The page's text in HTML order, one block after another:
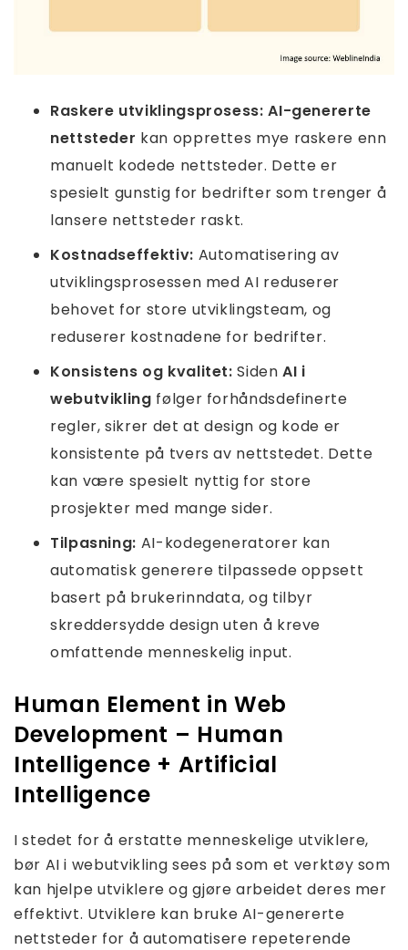
Raskere utviklingsprosess:AI-genererte
nettsteder kan opprettes mye raskere enn
manuelt kodede nettsteder. Dette er
spesielt gunstig for bedrifter som trenger å
lansere nettsteder raskt.
Kostnadseffektiv: Automatisering av
utviklingsprosessen med AI reduserer
behovet for store utviklingsteam, og
reduserer kostnadene for bedrifter.
Konsistens og kvalitet:SidenAI i
webutvikling følger forhåndsdefinerte
regler, sikrer det at design og kode er
konsistente på tvers av nettstedet. Dette
kan være spesielt nyttig for store
prosjekter med mange sider.
Tilpasning: AI-kodegeneratorer kan
automatisk generere tilpassede oppsett
basert på brukerinndata, og tilbyr
skreddersydde design uten å kreve
omfattende menneskelig input.
Human Element in Web
Development – Human
Intelligence + Artificial
Intelligence
I stedet for å erstatte menneskelige utviklere,
bør AI i webutvikling sees på som et verktøy som
kan hjelpe utviklere og gjøre arbeidet deres mer
effektivt. Utviklere kan bruke AI-genererte
nettsteder for å automatisere repeterende